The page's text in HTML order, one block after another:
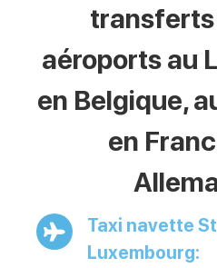
transferts
aéroports au
en Belgique,
en
Taxi navette
Luxembourg: